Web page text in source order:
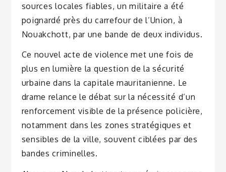
sources locales fiables, un militaire a été
poignardé près du carrefour de l’Union, à
Nouakchott, par une bande de deux individus.
Ce nouvel acte de violence met une fois de
plus en lumière la question de la sécurité
urbaine dans la capitale mauritanienne. Le
drame relance le débat sur la nécessité d’un
renforcement visible de la présence policière,
notamment dans les zones stratégiques et
sensibles de la ville, souvent ciblées par des
bandes criminelles.